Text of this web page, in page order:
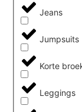
Jeans
Jumpsuits
Korte
Leggings